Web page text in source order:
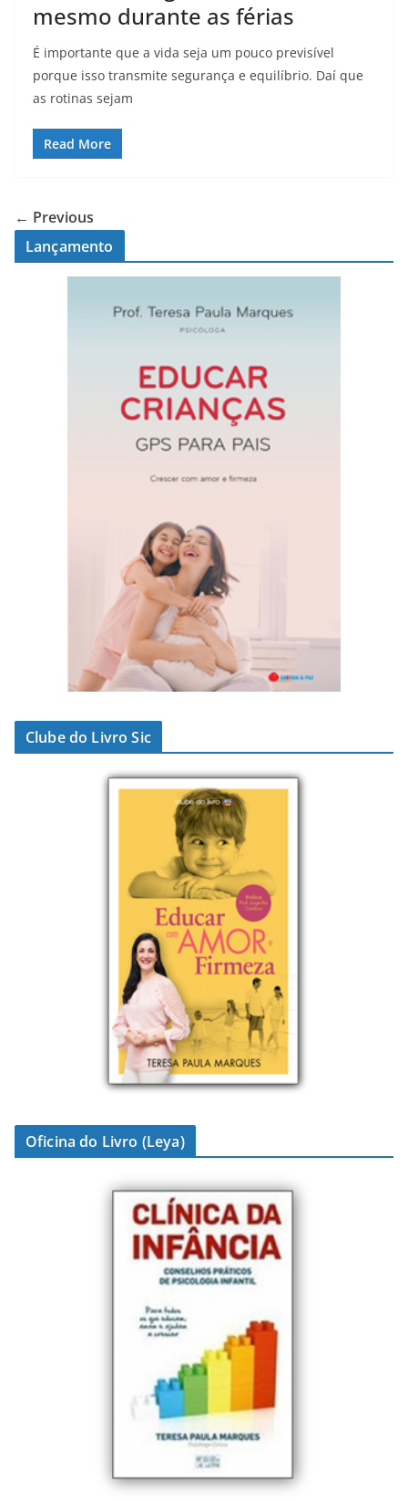
mesmo durante as férias
É importante que a vida seja um pouco previsível
porque isso transmite segurança e equilíbrio. Daí que
as rotinas sejam
Read More
← Previous
Lançamento
Clube do Livro Sic
Oficina do Livro (Leya)